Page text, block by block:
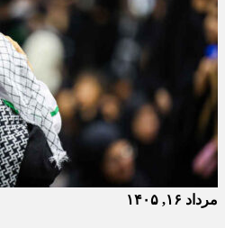
مرداد ۱۶, ۱۴۰۵